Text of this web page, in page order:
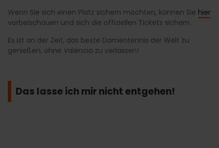
Wenn Sie sich einen Platz sichern möchten, können Sie hier
vorbeischauen und sich die offiziellen Tickets sichern.
Es ist an der Zeit, das beste Damentennis der Welt zu
genießen, ohne Valencia zu verlassen!
Das lasse ich mir nicht entgehen!